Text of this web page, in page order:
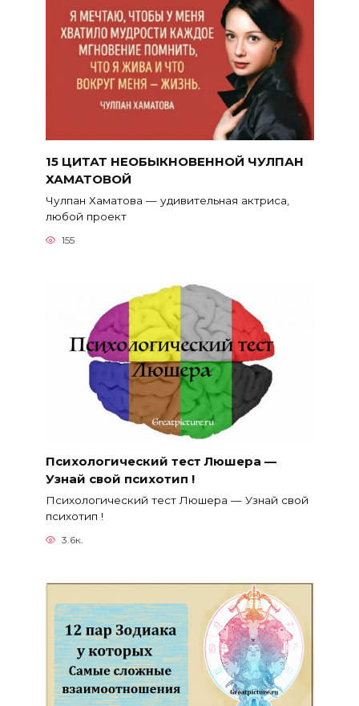
15 ЦИТАТ НЕОБЫКНОВЕННОЙ ЧУЛПАН
ХАМАТОВОЙ
Чулпан Хаматова — удивительная актриса,
любой проект
155
Психологический тест Люшера —
Узнай свой психотип !
Психологический тест Люшера — Узнай свой
психотип !
3.6к.